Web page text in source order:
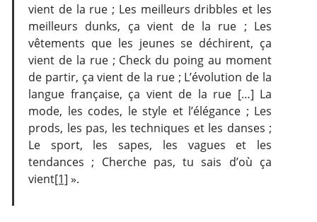
vient de la rue ; Les meilleurs dribbles et les
meilleurs dunks, ça vient de la rue ; Les
vêtements que les jeunes se déchirent, ça
vient de la rue ; Check du poing au moment
de partir, ça vient de la rue ; L’évolution de la
langue française, ça vient de la rue […] La
mode, les codes, le style et l’élégance ; Les
prods, les pas, les techniques et les danses ;
Le sport, les sapes, les vagues et les
tendances ; Cherche pas, tu sais d’où ça
vient[1] ».